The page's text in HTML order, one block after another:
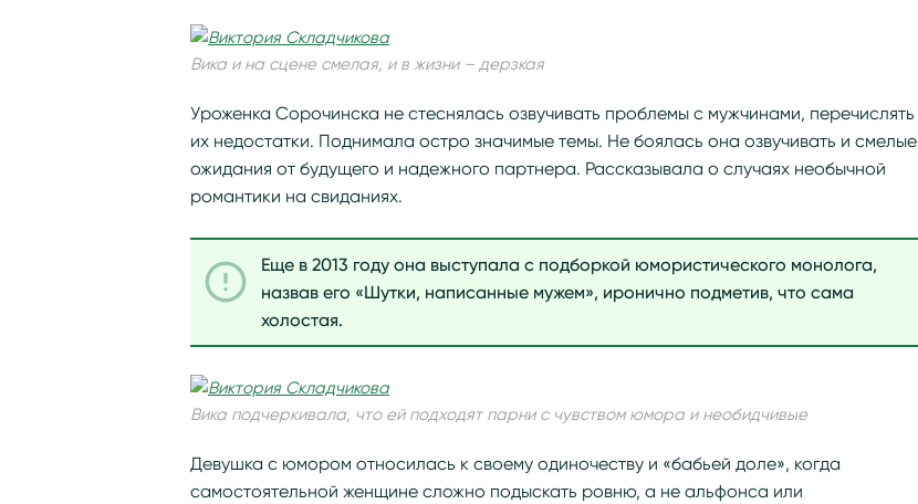
Вика и на сцене смелая, и в жизни – дерзкая
Уроженка Сорочинска не стеснялась озвучивать проблемы с мужчинами, перечислять
их недостатки. Поднимала остро значимые темы. Не боялась она озвучивать и смелые
ожидания от будущего и надежного партнера. Рассказывала о случаях необычной
романтики на свиданиях.
Еще в 2013 году она выступала с подборкой юмористического монолога,
назвав его «Шутки, написанные мужем», иронично подметив, что сама
холостая.
Вика подчеркивала, что ей подходят парни с чувством юмора и необидчивые
Девушка с юмором относилась к своему одиночеству и «бабьей доле», когда
самостоятельной женщине сложно подыскать ровню, а не альфонса или